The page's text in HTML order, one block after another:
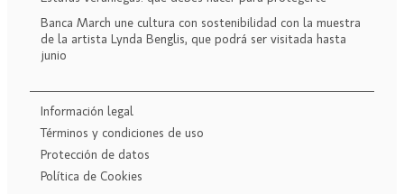
Banca March une cultura con sostenibilidad con la muestra
de la artista Lynda Benglis, que podrá ser visitada hasta
junio
Información legal
Términos y condiciones de uso
Protección de datos
Política de Cookies